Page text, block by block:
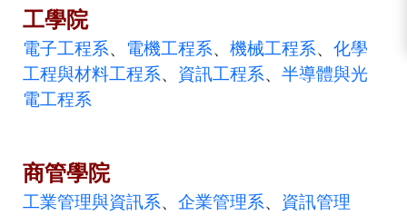
工學院
電子工程系、 電機工程系、 機械工程系、 化學
工程與材料工程系、 資訊工程系、 半導體與光
電工程系
商管學院
工業管理與資訊系、 企業管理系、 資訊管理